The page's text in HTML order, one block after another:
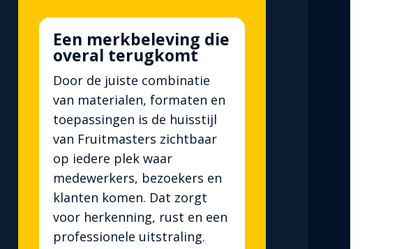
Een merkbeleving die
overal terugkomt
Door de juiste combinatie
van materialen, formaten en
toepassingen is de huisstijl
van Fruitmasters zichtbaar
op iedere plek waar
medewerkers, bezoekers en
klanten komen. Dat zorgt
voor herkenning, rust en een
professionele uitstraling.